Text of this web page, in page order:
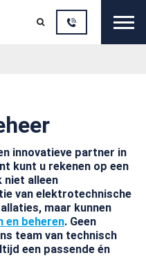
 Sluit
innovatieve partner in
kunt u rekenen op een
niet alleen
van elektrotechnische
maar kunnen
en beheren. Geen
team van technisch
een passende én